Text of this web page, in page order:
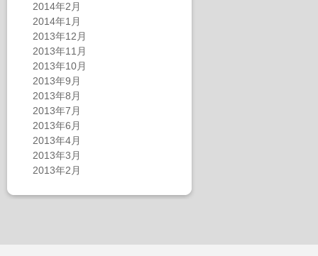
2014年2月
2014年1月
2013年12月
2013年11月
2013年10月
2013年9月
2013年8月
2013年7月
2013年6月
2013年4月
2013年3月
2013年2月